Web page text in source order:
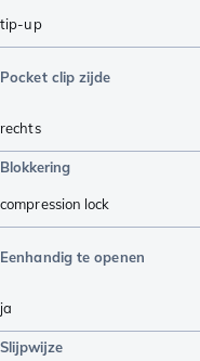
tip-up
Pocket clip zijde
rechts
Blokkering
compression lock
Eenhandig te openen
ja
Slijpwijze